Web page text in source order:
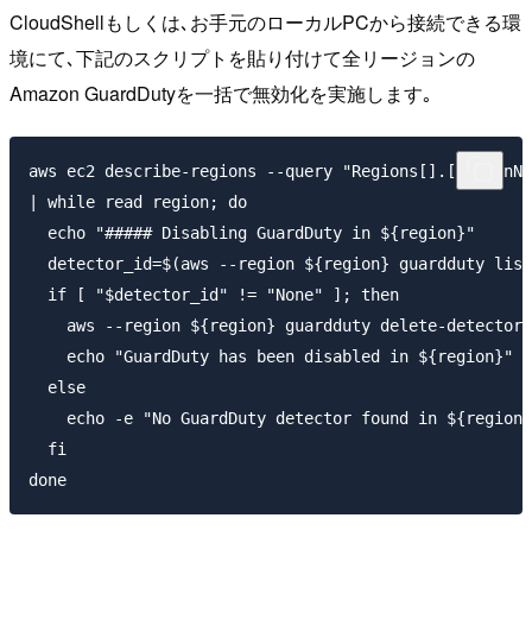
CloudShellもしくは､お手元のローカルPCから接続できる環
境にて､下記のスクリプトを貼り付けて全リージョンの
Amazon GuardDutyを一括で無効化を実施します｡
aws ec2 describe-regions --query
| while read region; do
  echo "##### Disabling GuardDuty in ${region}"
detector_id=$(aws --region ${region} guardduty
  if [ "$detector_id" != "None" ]; then
aws --region ${region} guardduty delete-detector
    echo "GuardDuty has been disabled in ${region}"
  else
echo -e "No GuardDuty detector found in
  fi